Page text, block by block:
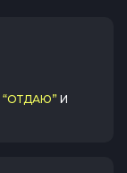
“ОТДАЮ” И